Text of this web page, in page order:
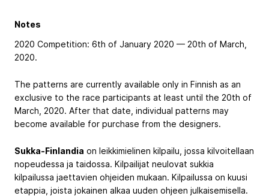
Notes
2020 Competition: 6th of January 2020 — 20th of March,
2020.
The patterns are currently available only in Finnish as an
exclusive to the race participants at least until the 20th of
March, 2020. After that date, individual patterns may
become available for purchase from the designers.
Sukka-Finlandia on leikkimielinen kilpailu, jossa kilvoitellaan
nopeudessa ja taidossa. Kilpailijat neulovat sukkia
kilpailussa jaettavien ohjeiden mukaan. Kilpailussa on kuusi
etappia, joista jokainen alkaa uuden ohjeen julkaisemisella.